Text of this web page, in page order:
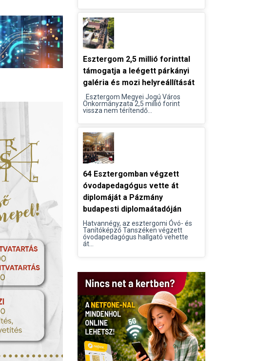
Esztergom 2,5 millió forinttal
támogatja a leégett párkányi
galéria és mozi helyreállítását
Esztergom Megyei Jogú Város
Önkormányzata 2,5 millió forint
vissza nem térítendő...
64 Esztergomban végzett
óvodapedagógus vette át
diplomáját a Pázmány
budapesti diplomaátadóján
Hatvannégy, az esztergomi Óvó- és
Tanítóképző Tanszéken végzett
óvodapedagógus hallgató vehette
át...